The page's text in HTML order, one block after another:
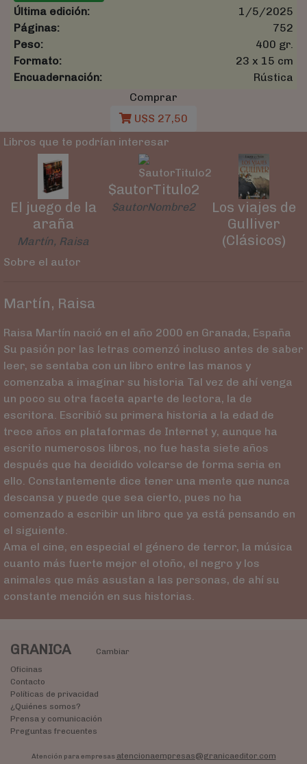
Última edición:
1/5/2025
Páginas:
752
Peso:
400 gr.
Formato:
23 x 15 cm
Encuadernación:
Rústica
Comprar
U$S 27,50
Libros que te podrían interesar
El juego de la
araña
Martín, Raisa
$autorTitulo2
$autorNombre2
Los viajes de
Gulliver
(Clásicos)
Sobre el autor
Martín, Raisa
Raisa Martín nació en el año 2000 en Granada, España
Su pasión por las letras comenzó incluso antes de saber
leer, se sentaba con un libro entre las manos y
comenzaba a imaginar su historia Tal vez de ahí venga
un poco su otra faceta aparte de lectora, la de
escritora. Escribió su primera historia a la edad de
trece años en plataformas de Internet y, aunque ha
escrito numerosos libros, no fue hasta siete años
después que ha decidido volcarse de forma seria en
ello. Constantemente dice tener una mente que nunca
descansa y puede que sea cierto, pues no ha
comenzado a escribir un libro que ya está pensando en
el siguiente.
Ama el cine, en especial el género de terror, la música
cuanto más fuerte mejor el otoño, el negro y los
animales que más asustan a las personas, de ahí su
constante mención en sus historias.
GRANICA
Cambiar
Oficinas
Contacto
Políticas de privacidad
¿Quiénes somos?
Prensa y comunicación
Preguntas frecuentes
Atención para empresas atencionaempresas@granicaeditor.com